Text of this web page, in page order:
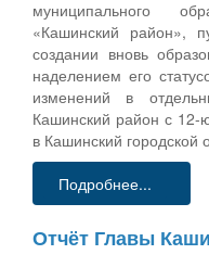
муниципального
«Кашинский район»,
создании вновь
наделением его
изменений в
Кашинский район с 12-
в Кашинский городской
Подробнее...
Отчёт Главы